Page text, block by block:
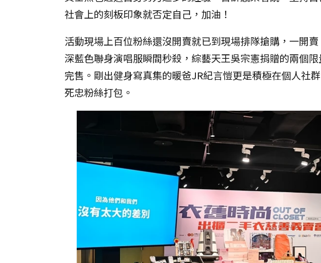
社會上的刻板印象就否定自己，加油！
活動現場上百位粉絲還沒開賣就已到現場排隊搶購，一開
深藍色聯身演唱服瞬間秒殺，綜藝天王吳宗憲捐贈的兩個
完售。剛出健身寫真集的暖爸JR紀言愷更是積極在個人社
死忠粉絲打包。